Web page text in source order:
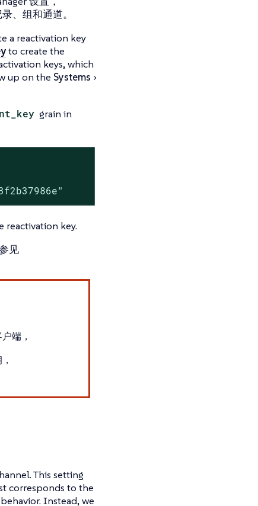
、组和通道。
a reactivation key
to create the
keys, which
up on the Systems
grain in
reactivation key.
见
端，
This setting
corresponds to the
Instead, we